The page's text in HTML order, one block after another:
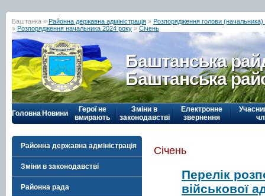
Баштанка » Районна державна адміністрація » Розпорядження голови (начальника)
» Розпорядження начальника 2024 року » Січень
Баштанська
Баштанська
Головна Новини
Герої не
вмирають
Зміни в
законодавстві
Електронне
звернення
Районна державна адміністрація
Зміни в законодавстві
Районна рада
Січень
Перелік
військової